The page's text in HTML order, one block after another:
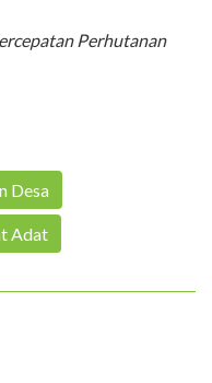
Perhutanan
Desa
Adat